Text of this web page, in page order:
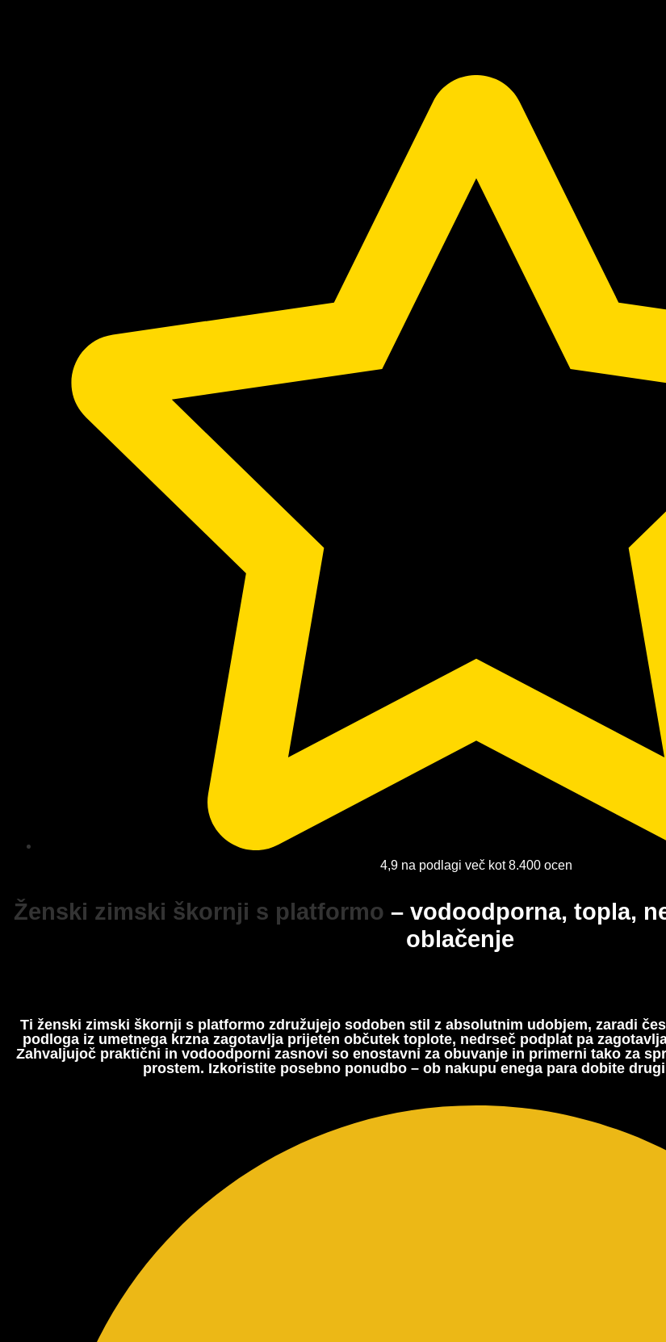
4,9 na podlagi več kot 8.400 ocen
Ženski zimski škornji s platformo – vodoodporna, topla,
oblačenje
Ti ženski zimski škornji s platformo združujejo sodoben stil z absolutnim udobjem, zaradi
podloga iz umetnega krzna zagotavlja prijeten občutek toplote, nedrseč podplat pa
Zahvaljujoč praktični in vodoodporni zasnovi so enostavni za obuvanje in primerni tako za
prostem. Izkoristite posebno ponudbo – ob nakupu enega para dobite